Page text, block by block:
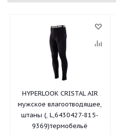
HYPERLOOK CRISTAL AIR
мужское влагоотводящее,
штаны (, L,6430427-815-
9369)термобельё